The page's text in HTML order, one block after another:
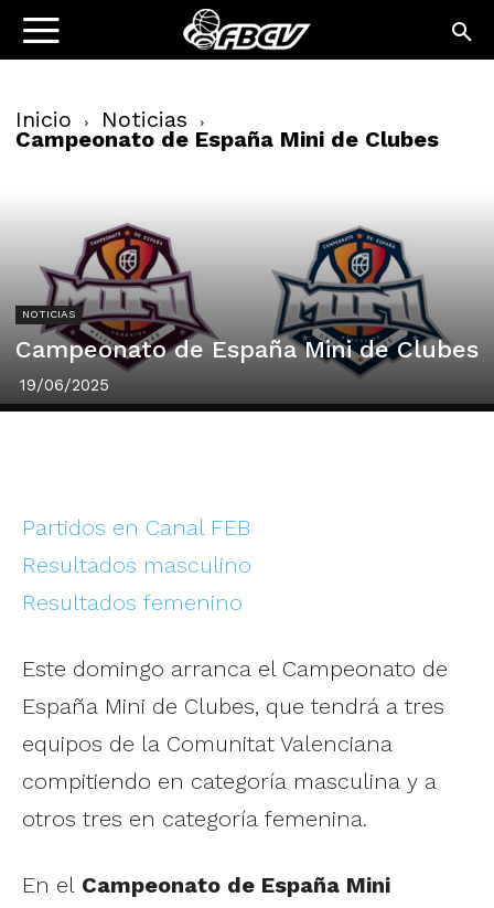
Inicio Noticias
Campeonato de España Mini de Clubes
NOTICIAS
Campeonato de España Mini de Clubes
19/06/2025
Partidos en Canal FEB
Resultados masculino
Resultados femenino
Este domingo arranca el Campeonato de
España Mini de Clubes, que tendrá a tres
equipos de la Comunitat Valenciana
compitiendo en categoría masculina y a
otros tres en categoría femenina.
En el Campeonato de España Mini